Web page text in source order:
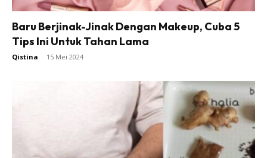
Baru Berjinak-Jinak Dengan Makeup, Cuba 5
Tips Ini Untuk Tahan Lama
Qistina - 15 Mei 2024